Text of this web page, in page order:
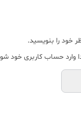
خود را بنویسید.
وارد حساب کاربری خود